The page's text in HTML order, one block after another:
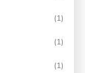
(1)
(1)
(1)